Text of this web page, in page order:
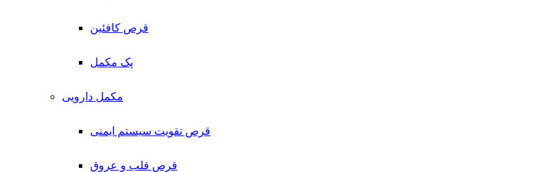
قرص کافئین
پک مکمل
مکمل دارویی
قرص تقویت سیستم ایمنی
قرص قلب و عروق